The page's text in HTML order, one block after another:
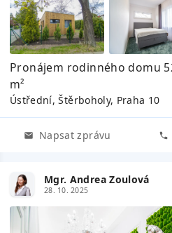
Pronájem rodinného domu
m²
Ústřední, Štěrboholy, Praha 10
Napsat zprávu
Mgr. Andrea Zoulová
28. 10. 2025